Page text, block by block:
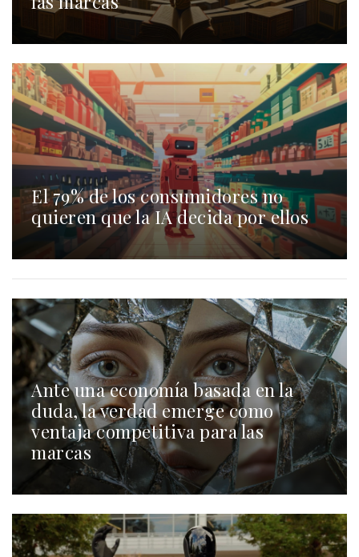
El 79% de los consumidores no
quieren que la IA decida por ellos
Ante una economía basada en la
duda, la verdad emerge como
ventaja competitiva para las
marcas